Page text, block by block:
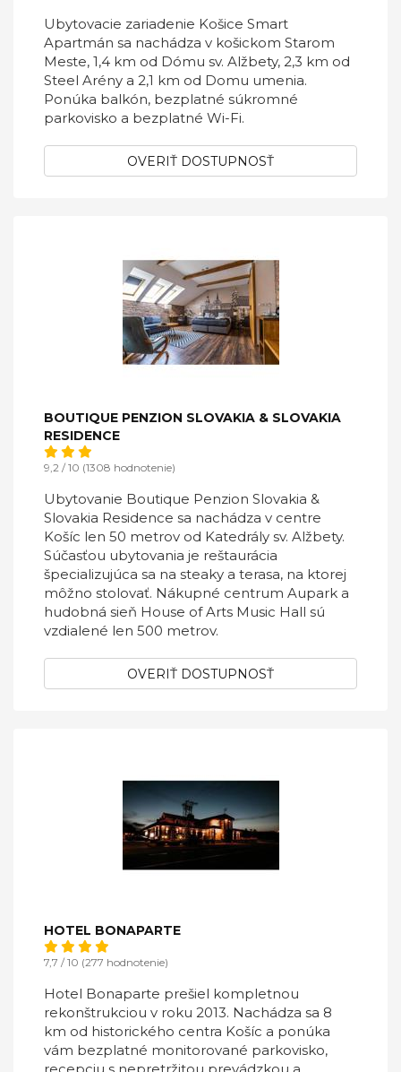
Ubytovacie zariadenie Košice Smart
Apartmán sa nachádza v košickom Starom
Meste, 1,4 km od Dómu sv. Alžbety, 2,3 km od
Steel Arény a 2,1 km od Domu umenia.
Ponúka balkón, bezplatné súkromné
parkovisko a bezplatné Wi-Fi.
OVERIŤ DOSTUPNOSŤ
BOUTIQUE PENZION SLOVAKIA & SLOVAKIA
RESIDENCE
9,2 / 10 (1308 hodnotenie)
Ubytovanie Boutique Penzion Slovakia &
Slovakia Residence sa nachádza v centre
Košíc len 50 metrov od Katedrály sv. Alžbety.
Súčasťou ubytovania je reštaurácia
špecializujúca sa na steaky a terasa, na ktorej
môžno stolovať. Nákupné centrum Aupark a
hudobná sieň House of Arts Music Hall sú
vzdialené len 500 metrov.
OVERIŤ DOSTUPNOSŤ
HOTEL BONAPARTE
7,7 / 10 (277 hodnotenie)
Hotel Bonaparte prešiel kompletnou
rekonštrukciou v roku 2013. Nachádza sa 8
km od historického centra Košíc a ponúka
vám bezplatné monitorované parkovisko,